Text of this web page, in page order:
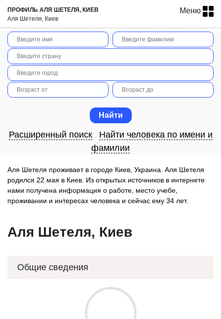
ПРОФИЛЬ АЛЯ ШЕТЕЛЯ, КИЕВ
Аля Шетеля, Киев
Меню
Расширенный поиск
Найти человека по имени и
фамилии
Аля Шетеля проживает в городе Киев, Украина. Аля Шетеля
родился 22 мая в Киев. Из открытых источников в интернете
нами получена информация о работе, место учебе,
проживании и интересах человека и сейчас ему 34 лет.
Аля Шетеля, Киев
Общие сведения